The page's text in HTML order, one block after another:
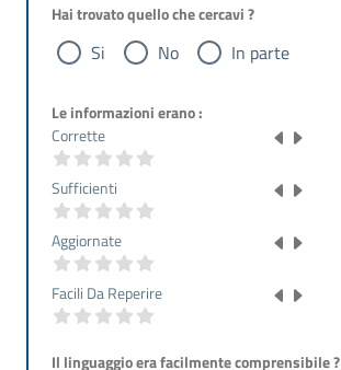
Hai trovato quello che cercavi ?
Si No In parte
Le informazioni erano :
Corrette
Sufficienti
Aggiornate
Facili Da Reperire
Il linguaggio era facilmente comprensibile ?